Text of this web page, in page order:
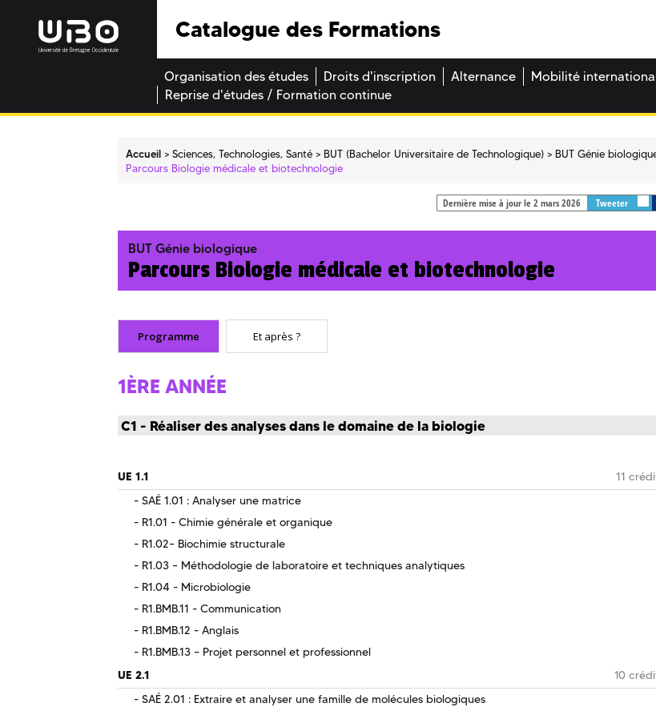
Catalogue des Formations
Organisation des études Droits d'inscription Alternance Mobilité
Reprise d'études / Formation continue
Accueil Sciences, Technologies, Santé BUT (Bachelor Universitaire de Technologique)
BUT Génie
Parcours Biologie médicale et biotechnologie
Dernière mise à jour le 2 mars 2026 Tweeter
BUT Génie biologique
Parcours Biologie médicale et biotechnologie
Programme Et après ?
1ÈRE ANNÉE
C1 - Réaliser des analyses dans le domaine de la biologie
UE 1.1
11
SAÉ 1.01 : Analyser une matrice
R1.01 - Chimie générale et organique
R1.02– Biochimie structurale
R1.03 – Méthodologie de laboratoire et techniques analytiques
R1.04 - Microbiologie
R1.BMB.11 - Communication
R1.BMB.12 - Anglais
R1.BMB.13 – Projet personnel et professionnel
UE 2.1
10
SAÉ 2.01 : Extraire et analyser une famille de molécules biologiques